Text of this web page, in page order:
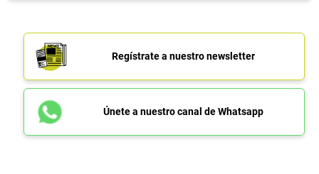
Regístrate a nuestro newsletter
Únete a nuestro canal de Whatsapp